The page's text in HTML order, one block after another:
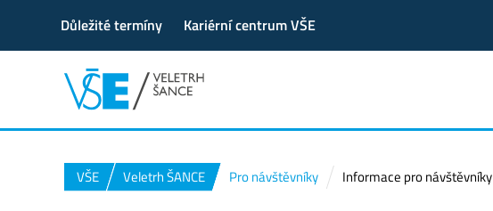
Důležité termíny Kariérní centrum VŠE
VŠE Veletrh ŠANCE Pro návštěvníky Informace pro návštěvníky